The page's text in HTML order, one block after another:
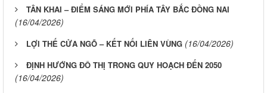
TÂN KHAI – ĐIỂM SÁNG MỚI PHÍA TÂY BẮC ĐỒNG NAI
(16/04/2026)
LỢI THẾ CỬA NGÕ – KẾT NỐI LIÊN VÙNG (16/04/2026)
ĐỊNH HƯỚNG ĐÔ THỊ TRONG QUY HOẠCH ĐẾN 2050
(16/04/2026)